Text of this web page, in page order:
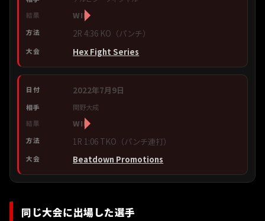
WIN
2R 4:36 KO（パンチ）
Hex Fight Series
2022年7月9日
関野大成
WIN
1R 1:06 TKO（パンチ連打）
Beatdown Promotions
同じ大会に出場した選手